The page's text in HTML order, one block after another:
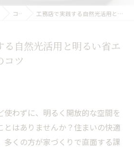
コラム 工務店で実践する自然光活用と明るい省エネ空間づくりのコツ
る自然光活用と明るい省エ
コツ
使わずに、明るく開放的な空間を
とはありませんか？住まいの快適
多くの方が家づくりで直面する課